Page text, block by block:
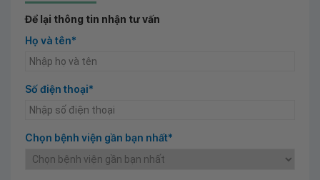
Để lại thông tin nhận tư vấn
Họ và tên*
Số điện thoại*
Chọn bệnh viện gần bạn nhất*